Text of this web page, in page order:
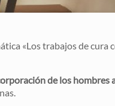
«Los trabajos de cura
de los hombres